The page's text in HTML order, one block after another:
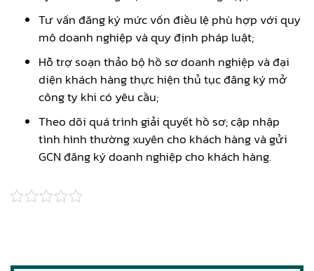
Tư vấn đăng ký mức vốn điều lệ phù hợp với quy
mô doanh nghiệp và quy định pháp luật;
Hỗ trợ soạn thảo bộ hồ sơ doanh nghiệp và đại
diện khách hàng thực hiện thủ tục đăng ký mở
công ty khi có yêu cầu;
Theo dõi quá trình giải quyết hồ sơ; cập nhập
tình hình thường xuyên cho khách hàng và gửi
GCN đăng ký doanh nghiệp cho khách hàng.